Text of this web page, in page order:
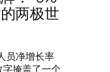
两极世
员净增长率
掩盖了一个